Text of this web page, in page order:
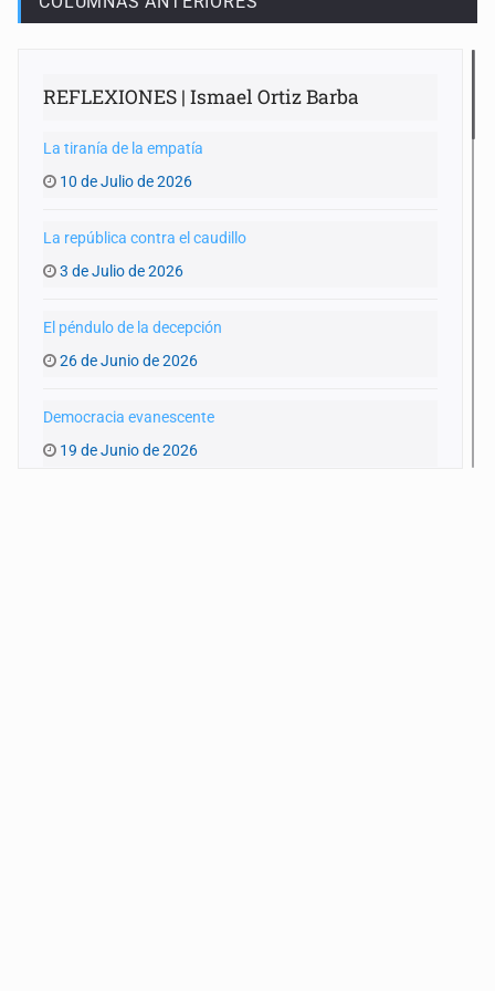
REFLEXIONES | Ismael Ortiz Barba
La tiranía de la empatía
10 de Julio de 2026
La república contra el caudillo
3 de Julio de 2026
El péndulo de la decepción
26 de Junio de 2026
Democracia evanescente
19 de Junio de 2026